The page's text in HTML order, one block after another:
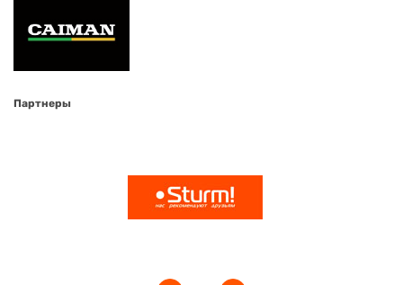
Партнеры